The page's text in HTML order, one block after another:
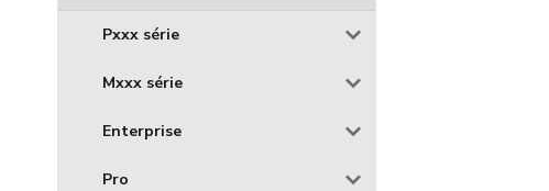
Pxxx série
Mxxx série
Enterprise
Pro